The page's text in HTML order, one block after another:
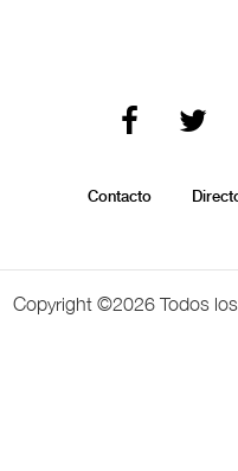
Contacto
Copyright ©2026 Todos